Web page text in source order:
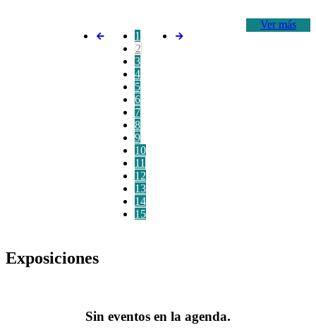
Ver más
1
2
3
4
5
6
7
8
9
10
11
12
13
14
15
Exposiciones
Sin eventos en la agenda.